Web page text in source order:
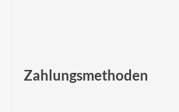
Zahlungsmethoden